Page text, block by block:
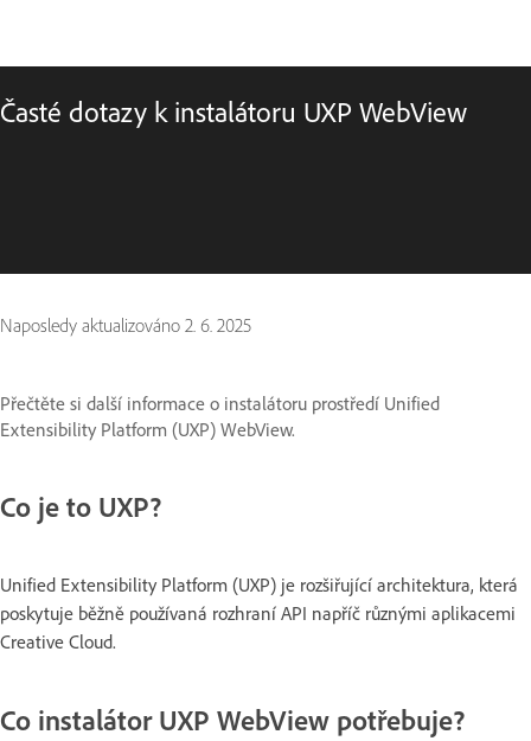
Časté dotazy k instalátoru UXP WebView
Naposledy aktualizováno 2. 6. 2025
Přečtěte si další informace o instalátoru prostředí Unified
Extensibility Platform (UXP) WebView.
Co je to UXP?
Unified Extensibility Platform (UXP) je rozšiřující architektura, která
poskytuje běžně používaná rozhraní API napříč různými aplikacemi
Creative Cloud.
Co instalátor UXP WebView potřebuje?